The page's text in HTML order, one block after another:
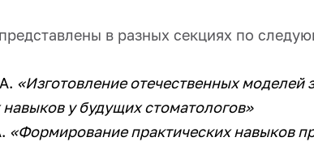
в разных секциях по
«Изготовление отечественных моделей
у будущих стоматологов»
«Формирование практических навыков